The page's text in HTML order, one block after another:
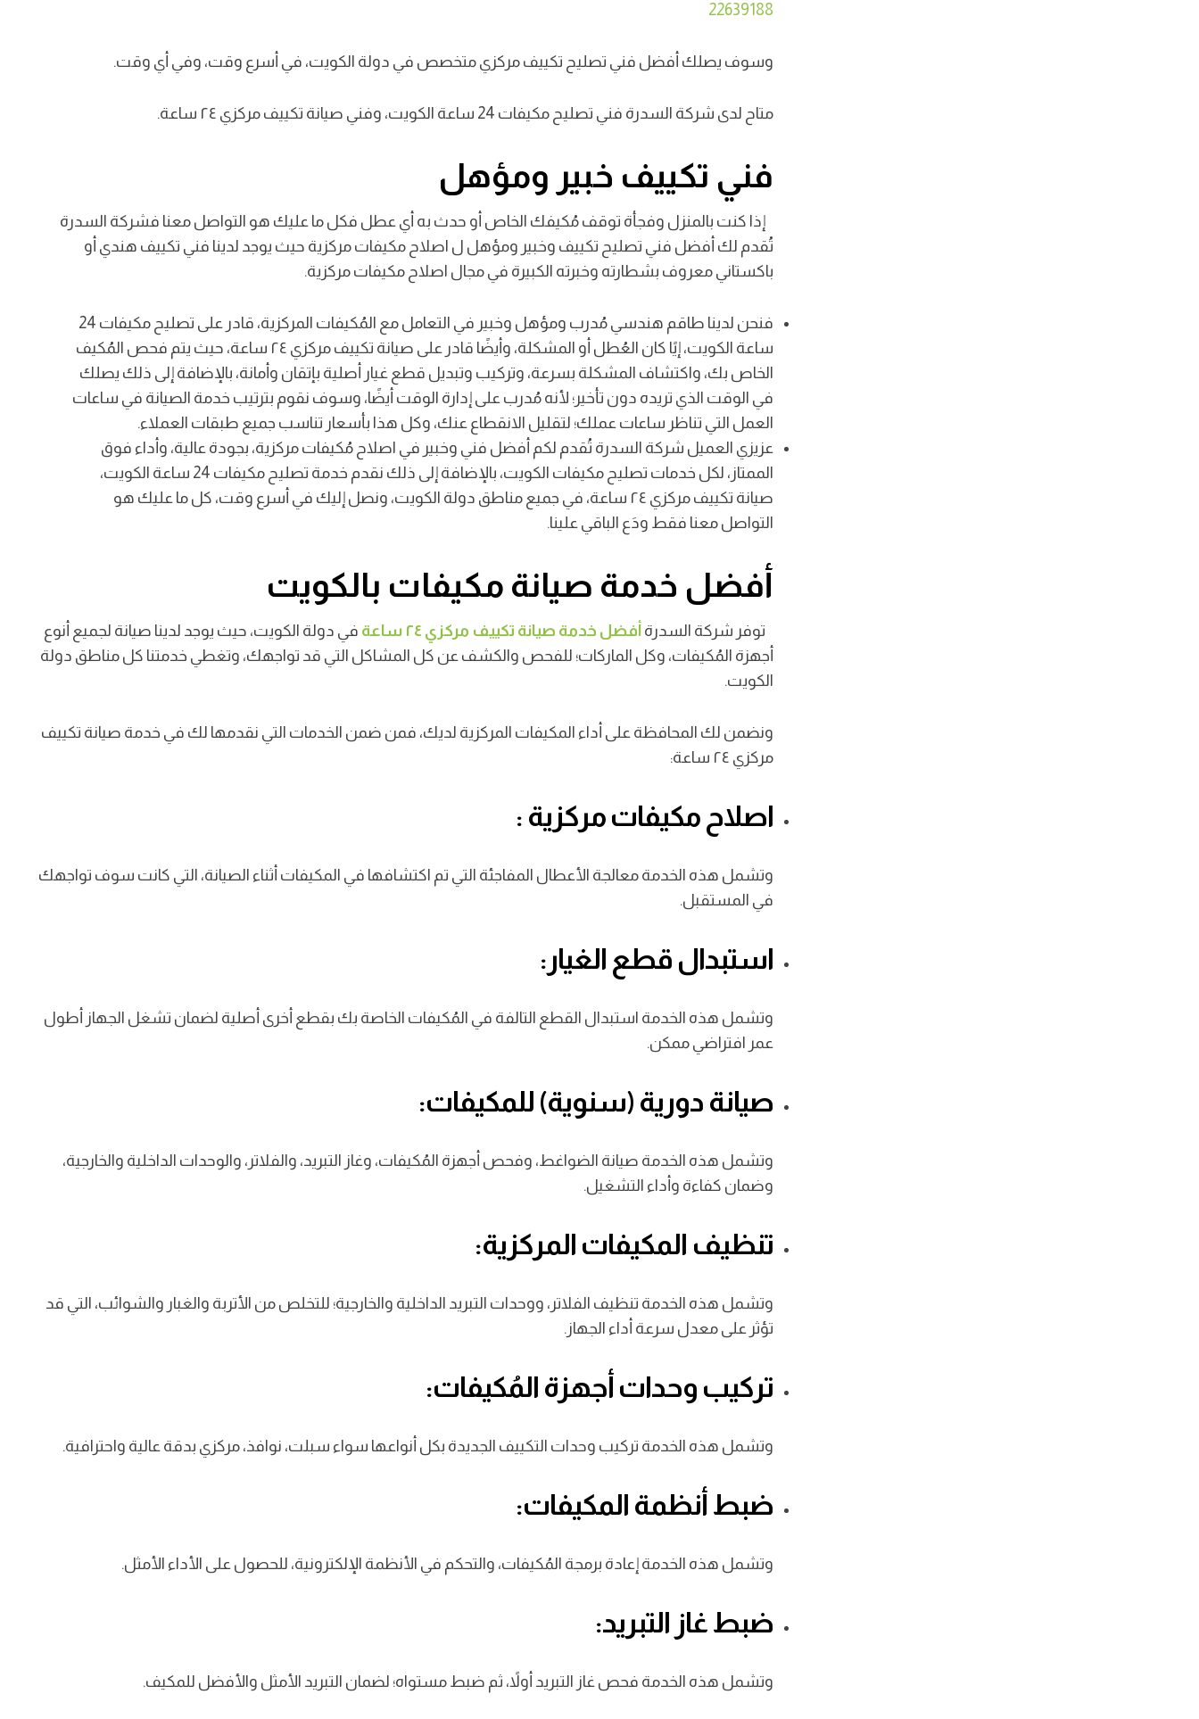
22639188
وسوف يصلك أفضل فني تصليح تكييف مركزي متخصص في دولة الكويت، في أسرع وقت، وفي أي وقت.
متاح لدى شركة السدرة فني تصليح مكيفات 24 ساعة الكويت، وفني صيانة تكييف مركزي ٢٤ ساعة.
فني تكييف خبير ومؤهل
إذا كنت بالمنزل وفجأة توقف مُكيفك الخاص أو حدث به أي عطل فكل ما عليك هو التواصل معنا فشركة السدرة
تُقدم لك أفضل فني تصليح تكييف وخبير ومؤهل ل اصلاح مكيفات مركزية حيث يوجد لدينا فني تكييف هندي أو
باكستاني معروف بشطارته وخبرته الكبيرة في مجال اصلاح مكيفات مركزية.
فنحن لدينا طاقم هندسي مُدرب ومؤهل وخبير في التعامل مع المُكيفات المركزية، قادر على تصليح مكيفات 24
ساعة الكويت، إيًا كان العُطل أو المشكلة، وأيضًا قادر على صيانة تكييف مركزي ٢٤ ساعة، حيث يتم فحص المُكيف
الخاص بك، واكتشاف المشكلة بسرعة، وتركيب وتبديل قطع غيار أصلية بإتقان وأمانة، بالإضافة إلى ذلك يصلك
في الوقت الذي تريده دون تأخير؛ لأنه مُدرب على إدارة الوقت أيضًا، وسوف نقوم بترتيب خدمة الصيانة في ساعات
العمل التي تناظر ساعات عملك؛ لتقليل الانقطاع عنك، وكل هذا بأسعار تناسب جميع طبقات العملاء.
عزيزي العميل شركة السدرة تُقدم لكم أفضل فني وخبير في اصلاح مُكيفات مركزية، بجودة عالية، وأداء فوق
الممتاز، لكل خدمات تصليح مكيفات الكويت، بالإضافة إلى ذلك نقدم خدمة تصليح مكيفات 24 ساعة الكويت،
صيانة تكييف مركزي ٢٤ ساعة، في جميع مناطق دولة الكويت، ونصل إليك في أسرع وقت، كل ما عليك هو
التواصل معنا فقط ودَع الباقي علينا.
أفضل خدمة صيانة مكيفات بالكويت
توفر شركة السدرةأفضل خدمة صيانة تكييف مركزي ٢٤ ساعة
في دولة الكويت، حيث يوجد لدينا صيانة لجميع أنوع
أجهزة المُكيفات، وكل الماركات؛ للفحص والكشف عن كل المشاكل التي قد تواجهك، وتغطي خدمتنا كل مناطق دولة
الكويت.
ونضمن لك المحافظة على أداء المكيفات المركزية لديك، فمن ضمن الخدمات التي نقدمها لك في خدمة صيانة تكييف
مركزي ٢٤ ساعة:
اصلاح مكيفات مركزية :
وتشمل هذه الخدمة معالجة الأعطال المفاجئة التي تم اكتشافها في المكيفات أثناء الصيانة، التي كانت سوف تواجهك
في المستقبل.
استبدال قطع الغيار:
وتشمل هذه الخدمة استبدال القطع التالفة في المُكيفات الخاصة بك بقطع أخرى أصلية لضمان تشغل الجهاز أطول
عمر افتراضي ممكن.
صيانة دورية (سنوية) للمكيفات:
وتشمل هذه الخدمة صيانة الضواغط، وفحص أجهزة المُكيفات، وغاز التبريد، والفلاتر، والوحدات الداخلية والخارجية،
وضمان كفاءة وأداء التشغيل.
تنظيف المكيفات المركزية:
وتشمل هذه الخدمة تنظيف الفلاتر، ووحدات التبريد الداخلية والخارجية؛ للتخلص من الأتربة والغبار والشوائب، التي قد
تؤثر على معدل سرعة أداء الجهاز.
تركيب وحدات أجهزة المُكيفات:
وتشمل هذه الخدمة تركيب وحدات التكييف الجديدة بكل أنواعها سواء سبلت، نوافذ، مركزي بدقة عالية واحترافية.
ضبط أنظمة المكيفات:
وتشمل هذه الخدمة إعادة برمجة المُكيفات، والتحكم في الأنظمة الإلكترونية، للحصول على الأداء الأمثل.
ضبط غاز التبريد:
وتشمل هذه الخدمة فحص غاز التبريد أولاً، ثم ضبط مستواه؛ لضمان التبريد الأمثل والأفضل للمكيف.